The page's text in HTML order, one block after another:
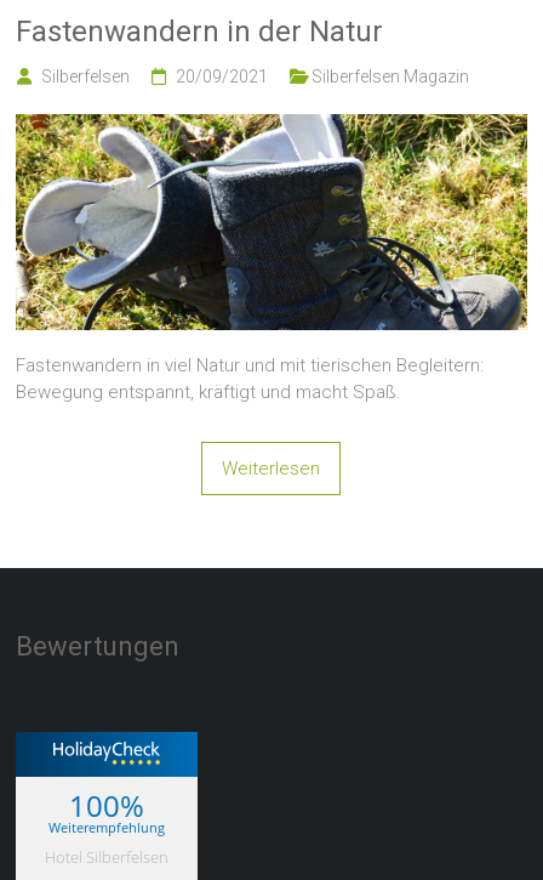
Fastenwandern in der Natur
Silberfelsen 20/09/2021 Silberfelsen Magazin
Fastenwandern in viel Natur und mit tierischen Begleitern:
Bewegung entspannt, kräftigt und macht Spaß.
Weiterlesen
Bewertungen
100%
Weiterempfehlung
Hotel Silberfelsen